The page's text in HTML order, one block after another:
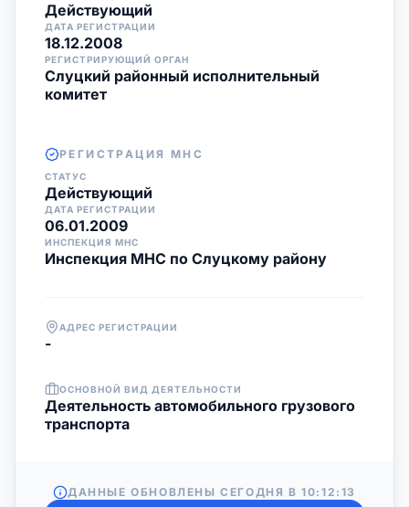
Действующий
ДАТА РЕГИСТРАЦИИ
18.12.2008
РЕГИСТРИРУЮЩИЙ ОРГАН
Слуцкий районный исполнительный
комитет
РЕГИСТРАЦИЯ МНС
СТАТУС
Действующий
ДАТА РЕГИСТРАЦИИ
06.01.2009
ИНСПЕКЦИЯ МНС
Инспекция МНС по Слуцкому району
АДРЕС РЕГИСТРАЦИИ
-
ОСНОВНОЙ ВИД ДЕЯТЕЛЬНОСТИ
Деятельность автомобильного грузового
транспорта
ДАННЫЕ ОБНОВЛЕНЫ СЕГОДНЯ В10:12:13